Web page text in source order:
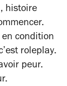
histoire
condition
roleplay.
peur.